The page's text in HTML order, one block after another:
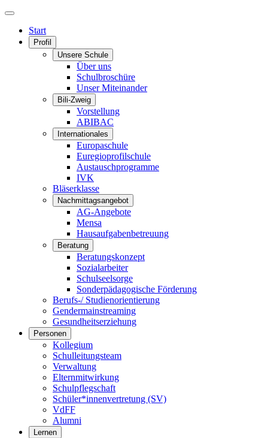
Start
Profil
Unsere Schule
Über uns
Schulbroschüre
Unser Miteinander
Bili-Zweig
Vorstellung
ABIBAC
Internationales
Europaschule
Euregioprofilschule
Austauschprogramme
IVK
Bläserklasse
Nachmittagsangebot
AG-Angebote
Mensa
Hausaufgabenbetreuung
Beratung
Beratungskonzept
Sozialarbeiter
Schulseelsorge
Sonderpädagogische Förderung
Berufs-/ Studienorientierung
Gendermainstreaming
Gesundheitserziehung
Personen
Kollegium
Schulleitungsteam
Verwaltung
Elternmitwirkung
Schulpflegschaft
Schüler*innenvertretung (SV)
VdFF
Alumni
Lernen